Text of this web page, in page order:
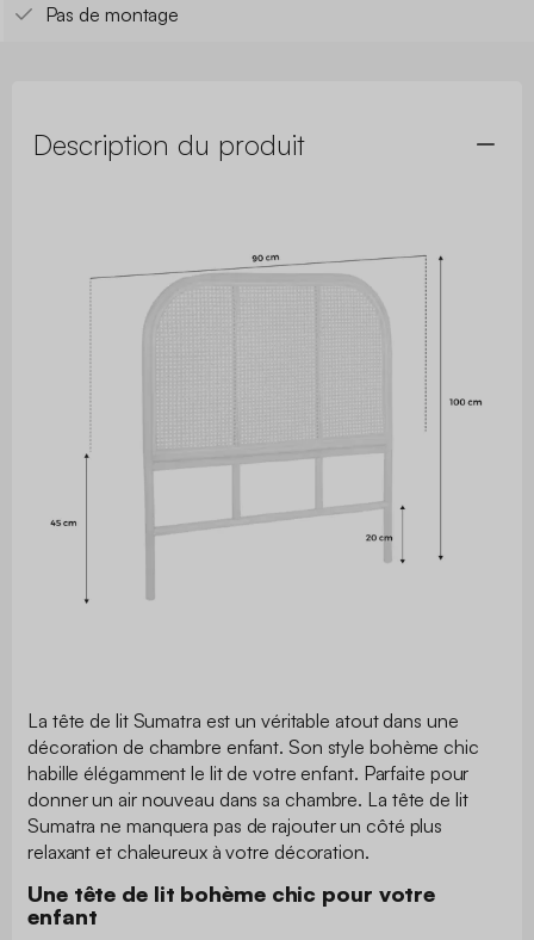
Pas de montage
Description du produit
La tête de lit Sumatra est un véritable atout dans une
décoration de chambre enfant. Son style bohème chic
habille élégamment le lit de votre enfant. Parfaite pour
donner un air nouveau dans sa chambre. La tête de lit
Sumatra ne manquera pas de rajouter un côté plus
relaxant et chaleureux à votre décoration.
Une tête de lit bohème chic pour votre
enfant